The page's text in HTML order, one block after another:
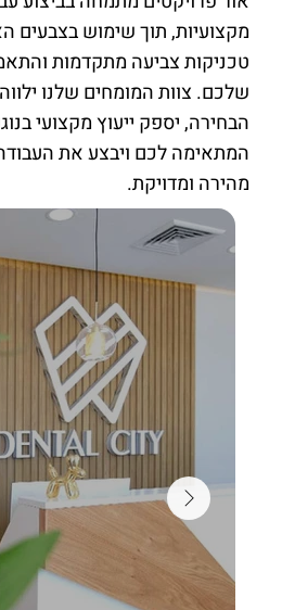
מקצועיות, תוך שימוש בצבעים
טכניקות צביעה מתקדמות
שלכם. צוות המומחים שלנו
הבחירה, יספק ייעוץ מקצועי
המתאימה לכם ויבצע את
מהירה ומדויקת.